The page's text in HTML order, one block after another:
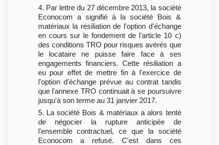
4. Par lettre du 27 décembre 2013, la société
Econocom a signifié à la société Bois &
matériaux la résiliation de l'option d'échange
en cours sur le fondement de l'article 10 c)
des conditions TRO pour risques avérés que
le locataire ne puisse faire face à ses
engagements financiers. Cette résiliation a
eu pour effet de mettre fin à l'exercice de
l'option d'échange prévue au contrat tandis
que l'annexe TRO continuait à se poursuivre
jusqu'à son terme au 31 janvier 2017.
5. La société Bois & matériaux a alors tenté
de négocier la rupture anticipée de
l'ensemble contractuel, ce que la société
Econocom a refusé. C'est dans ces